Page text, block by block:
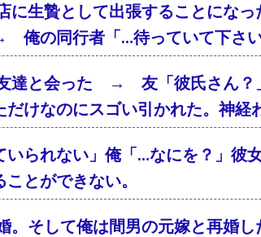
に生贄として出張することにな
の同行者「…待っていて下さい
達と会った → 友「彼氏さん？
けなのにスゴい引かれた。神経
られない」俺「…なにを？」彼
とができない。
。そして俺は間男の元嫁と再婚